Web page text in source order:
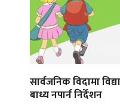
सार्वजनिक विदामा
बाध्य नपार्न निर्देशन